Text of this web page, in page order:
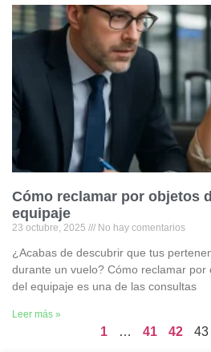
Cómo reclamar por objetos
equipaje
23 octubre, 2025 No hay comentarios
¿Acabas de descubrir que tus
durante un vuelo? Cómo reclamar por
del equipaje es una de las consultas
Leer más »
1 … 41 42 43